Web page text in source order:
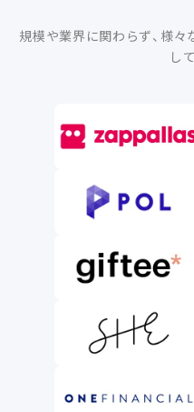
規模や業界に関わらず、様